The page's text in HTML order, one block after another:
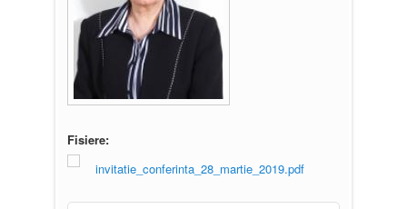
Fisiere:
invitatie_conferinta_28_martie_2019.pdf